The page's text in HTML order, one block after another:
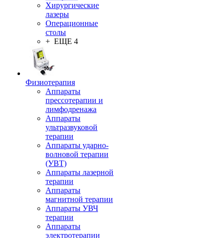
Хирургические
лазеры
Операционные
столы
+ ЕЩЕ 4
Физиотерапия
Аппараты
прессотерапии и
лимфодренажа
Аппараты
ультразвуковой
терапии
Аппараты ударно-
волновой терапии
(УВТ)
Аппараты лазерной
терапии
Аппараты
магнитной терапии
Аппараты УВЧ
терапии
Аппараты
электротерапии